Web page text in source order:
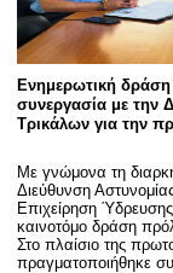
Ενημερωτική
συνεργασία με την
Τρικάλων για την
Με γνώμονα τη
Διεύθυνση
Επιχείρηση
καινοτόμο δράση
Στο πλαίσιο της
πραγματοποιήθηκε